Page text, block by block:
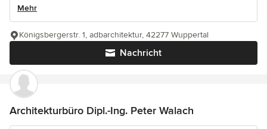
Mehr
Nachricht
Königsbergerstr. 1, adbarchitektur, 42277 Wuppertal
Architekturbüro Dipl.-Ing. Peter Walach